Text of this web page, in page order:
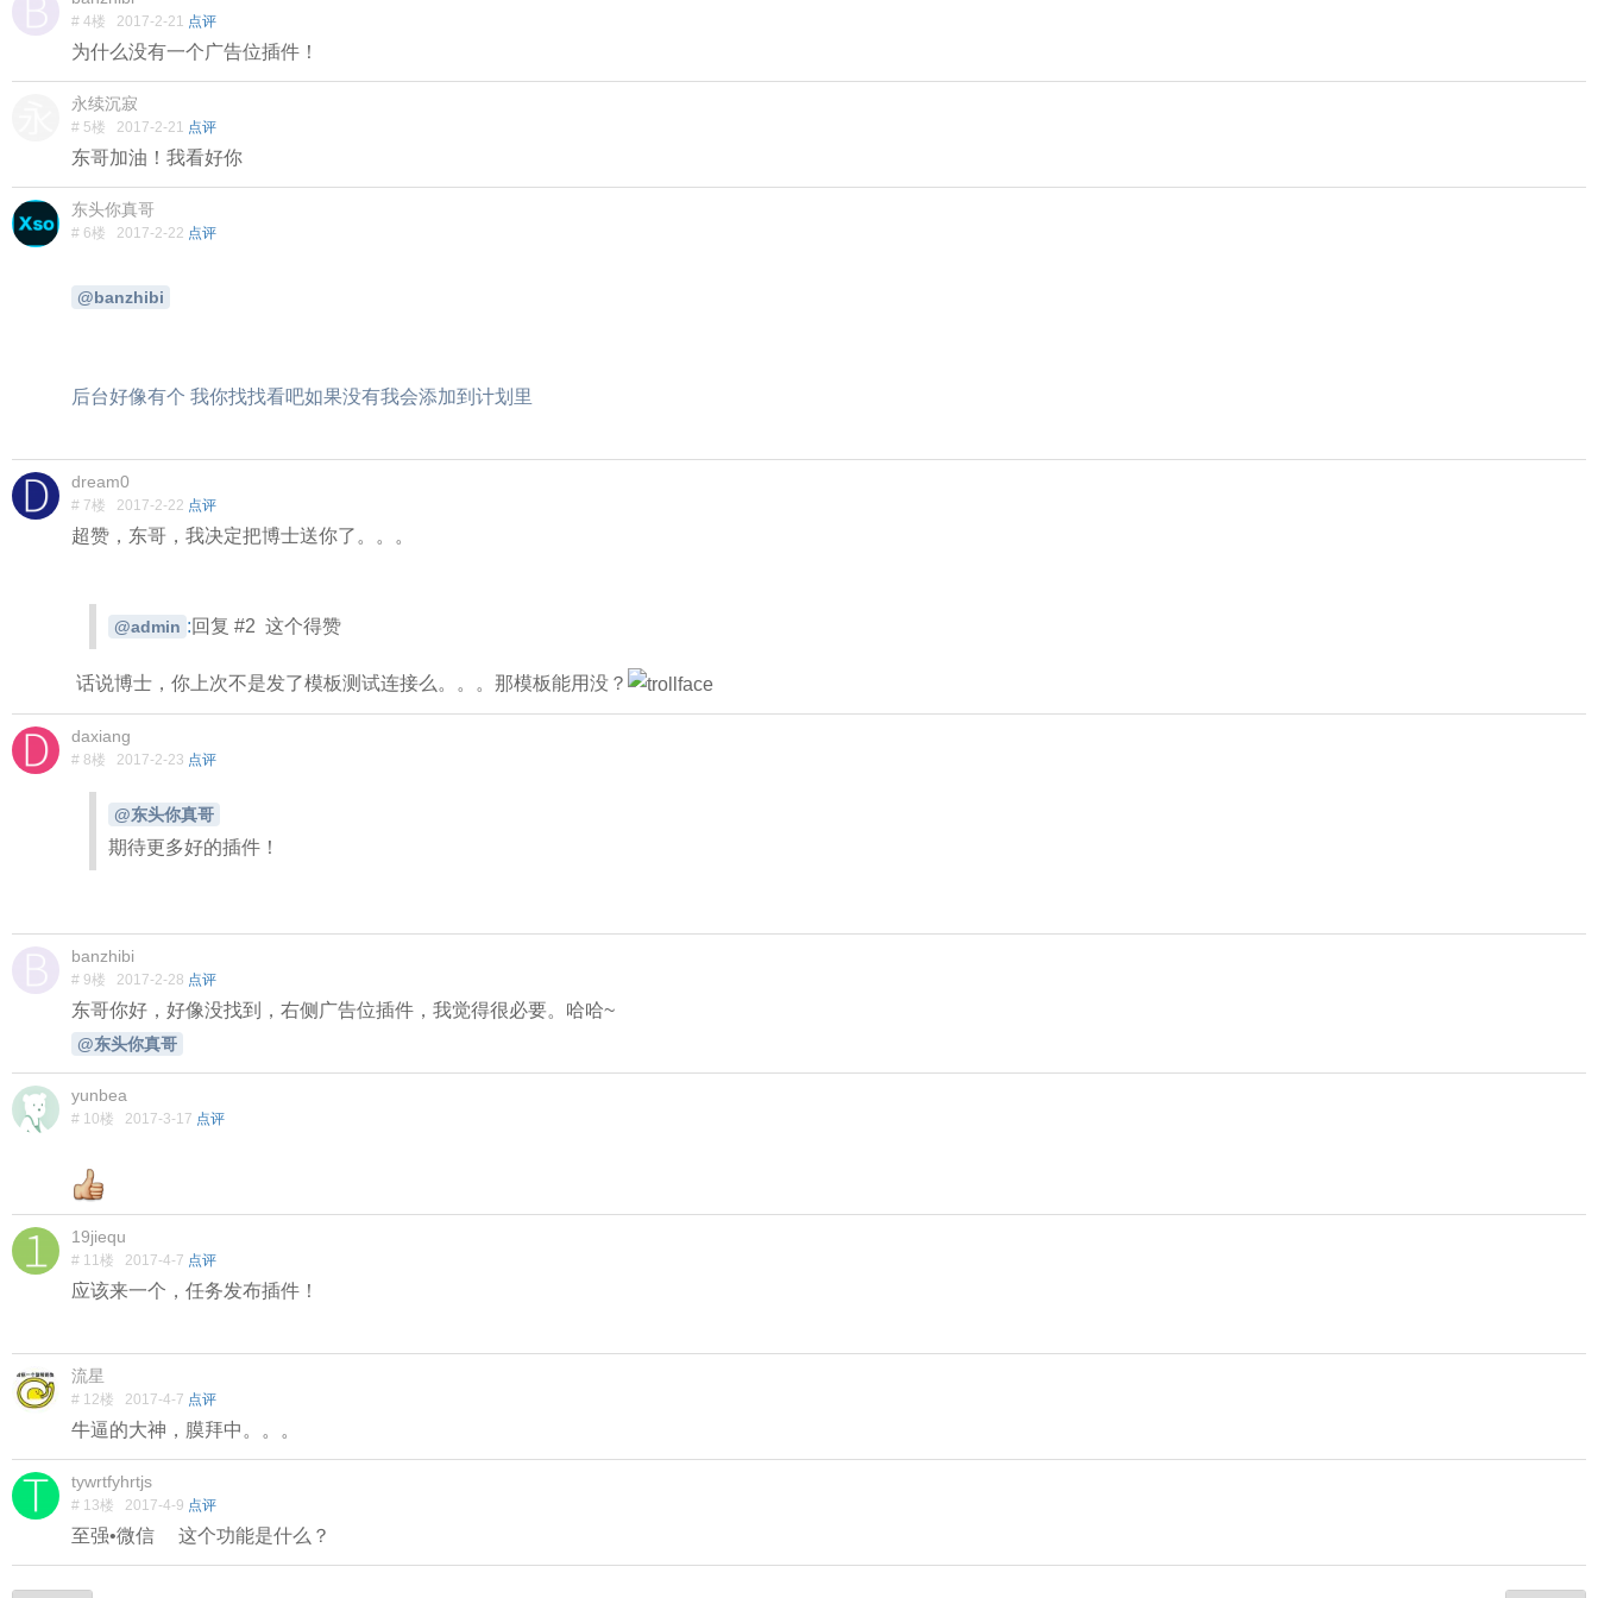
# 4楼 2017-2-21 点评
为什么没有一个广告位插件！
永续沉寂
# 5楼 2017-2-21 点评
东哥加油！我看好你
东头你真哥
# 6楼 2017-2-22 点评
@banzhibi
后台好像有个 我你找找看吧如果没有我会添加到计划里
dream0
# 7楼 2017-2-22 点评
超赞，东哥，我决定把博士送你了。。。
@admin :回复 #2 这个得赞
话说博士，你上次不是发了模板测试连接么。。。那模板能用没？
daxiang
# 8楼 2017-2-23 点评
@东头你真哥
期待更多好的插件！
banzhibi
# 9楼 2017-2-28 点评
东哥你好，好像没找到，右侧广告位插件，我觉得很必要。哈哈~
@东头你真哥
yunbea
# 10楼 2017-3-17 点评
19jiequ
# 11楼 2017-4-7 点评
应该来一个，任务发布插件！
流星
# 12楼 2017-4-7 点评
牛逼的大神，膜拜中。。。
tywrtfyhrtjs
# 13楼 2017-4-9 点评
至强•微信 这个功能是什么？